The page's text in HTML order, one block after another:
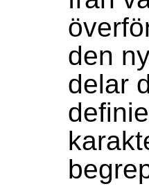
den
delar